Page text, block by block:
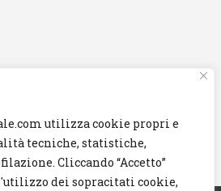
utilizza cookie propri e
tecniche, statistiche,
Cliccando “Accetto”
dei sopracitati cookie,